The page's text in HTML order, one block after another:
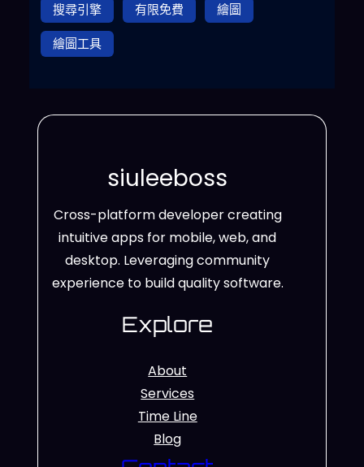
搜尋引擎
有限免費
繪圖
繪圖工具
siuleeboss
Cross-platform developer creating
intuitive apps for mobile, web, and
desktop. Leveraging community
experience to build quality software.
Explore
About
Services
Time Line
Blog